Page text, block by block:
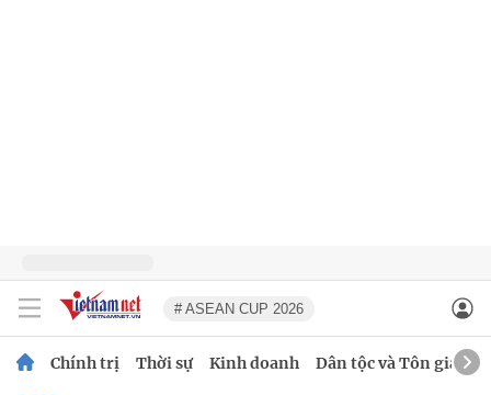
# ASEAN CUP 2026
Chính trị Thời sự Kinh doanh Dân tộc và Tôn giáo